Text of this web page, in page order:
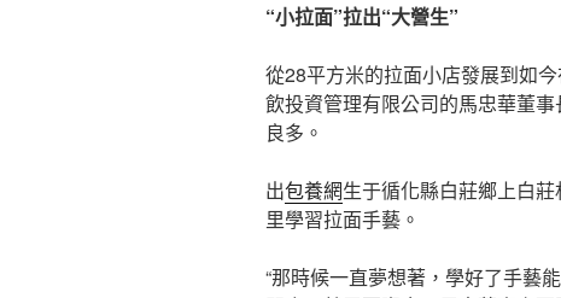
“小拉面”拉出“大營生”
從28平方米的拉面小店發展到如
飲投資管理有限公司的馬忠華董
良多。
出包養網生于循化縣白莊鄉上白
里學習拉面手藝。
“那時候一直夢想著，學好了手藝